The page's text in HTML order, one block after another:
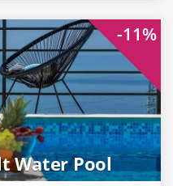
-11%
Water Pool